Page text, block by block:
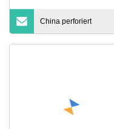
China perforiert